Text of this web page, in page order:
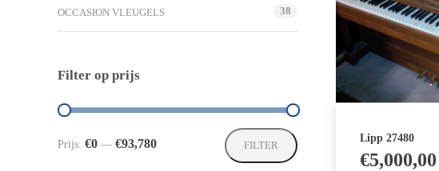
Lipp 27480
€5,000,00
OCCASION VLEUGELS 38
Filter op prijs
Min.
Max.
FILTER
Prijs: €0 — €93,780